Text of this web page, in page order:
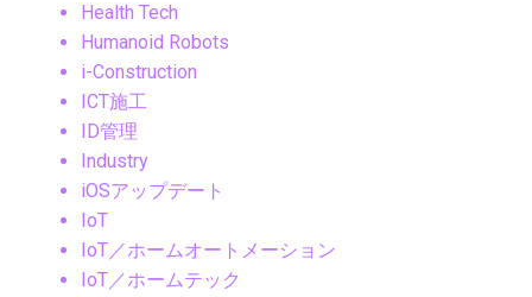
Health Tech
Humanoid Robots
i-Construction
ICT施工
ID管理
Industry
iOSアップデート
IoT
IoT／ホームオートメーション
IoT／ホームテック